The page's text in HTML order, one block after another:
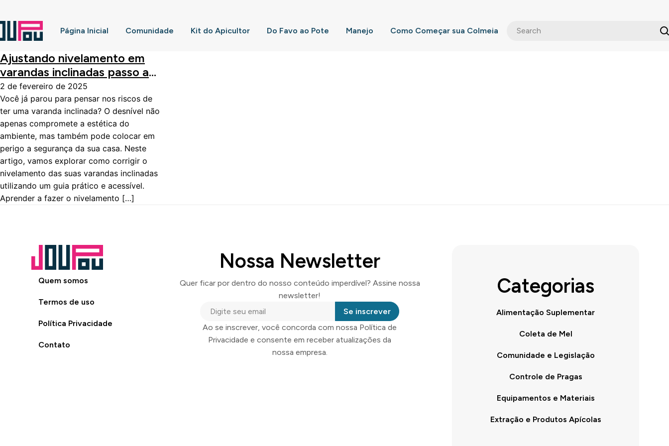
Página Inicial Comunidade Kit do Apicultor Do Favo ao Pote Manejo Como Começar sua Colmeia
Ajustando nivelamento em
varandas inclinadas passo a
passo
2 de fevereiro de 2025
Você já parou para pensar nos riscos de
ter uma varanda inclinada? O desnível não
apenas compromete a estética do
ambiente, mas também pode colocar em
perigo a segurança da sua casa. Neste
artigo, vamos explorar como corrigir o
nivelamento das suas varandas inclinadas
utilizando um guia prático e acessível.
Aprender a fazer o nivelamento […]
Quem somos
Termos de uso
Política Privacidade
Contato
Nossa Newsletter
Quer ficar por dentro do nosso conteúdo imperdível? Assine nossa
newsletter!
Se inscrever
Ao se inscrever, você concorda com nossa Política de
Privacidade e consente em receber atualizações da
nossa empresa.
Categorias
Alimentação Suplementar
Coleta de Mel
Comunidade e Legislação
Controle de Pragas
Equipamentos e Materiais
Extração e Produtos Apícolas